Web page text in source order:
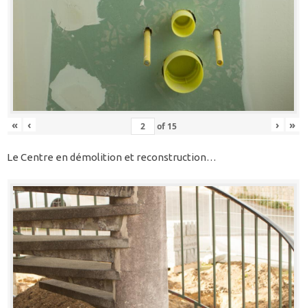
« ‹ of 15 › »
Le Centre en démolition et reconstruction…